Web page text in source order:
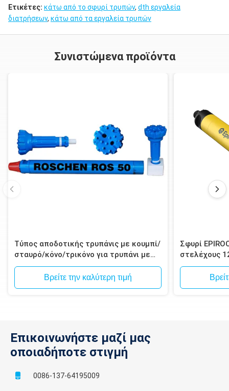
ROS 100
ROS 120
SD12
Ετικέτες: κάτω από το σφυρί τρυπών, dth εργαλεία
διατρήσεων, κάτω από τα εργαλεία τρυπών
Συνιστώμενα προϊόντα
Τύπος αποδοτικής τρυπάνις με κουμπί/
σταυρό/κόνο/τρικόνο για τρυπάνι με
σφυρί
Βρείτε την καλύτερη τιμή
Σφυρί
στελέχους
Spline για
Επικοινωνήστε μαζί μας
οποιαδήποτε στιγμή
0086-137-64195009